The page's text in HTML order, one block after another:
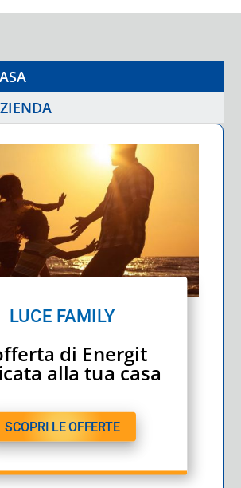
LUCE FAMILY
di Energit
alla tua casa
SCOPRI LE OFFERTE